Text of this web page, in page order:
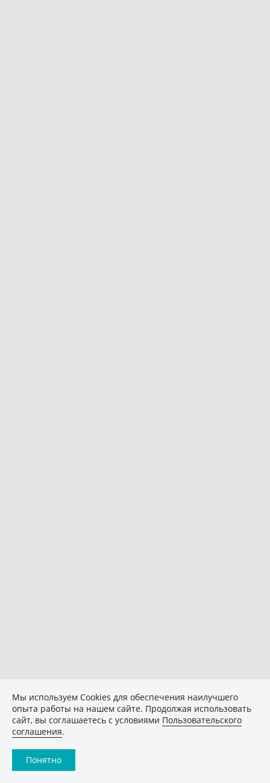
Мы используем Сookies для обеспечения наилучшего
опыта работы на нашем сайте. Продолжая использовать
сайт, вы соглашаетесь с условиями Пользовательского
соглашения.
Понятно